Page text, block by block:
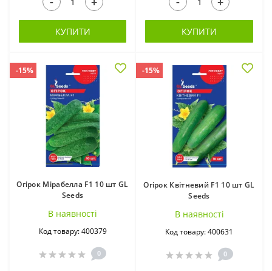
КУПИТИ КУПИТИ
-15%
Огірок Мірабелла F1 10 шт GL
Seeds
В наявностi
Код товару: 400379
0
-15%
Огірок Квітневий F1 10 шт GL
Seeds
В наявностi
Код товару: 400631
0